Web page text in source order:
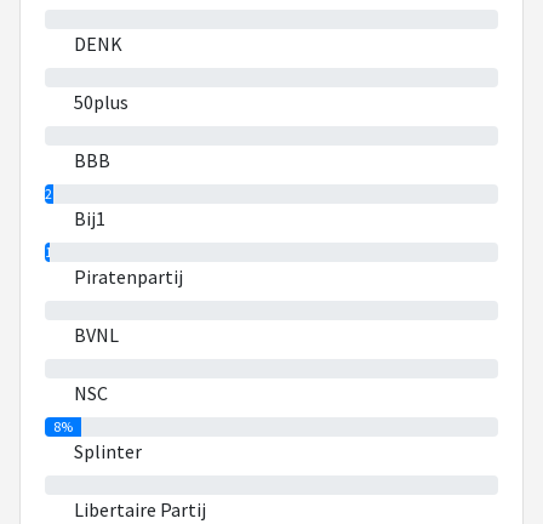
DENK
50plus
BBB
2%
Bij1
1%
Piratenpartij
BVNL
NSC
8%
Splinter
Libertaire Partij